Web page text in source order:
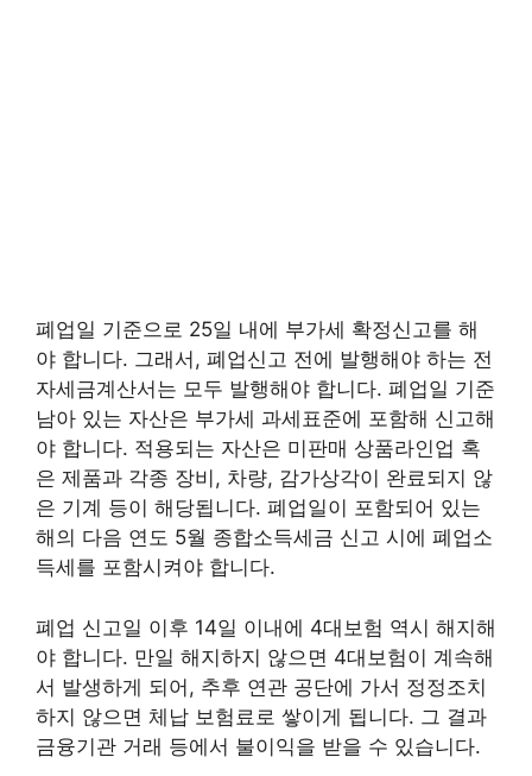
폐업일 기준으로 25일 내에 부가세 확정신고를 해
야 합니다. 그래서, 폐업신고 전에 발행해야 하는 전
자세금계산서는 모두 발행해야 합니다. 폐업일 기준
남아 있는 자산은 부가세 과세표준에 포함해 신고해
야 합니다. 적용되는 자산은 미판매 상품라인업 혹
은 제품과 각종 장비, 차량, 감가상각이 완료되지 않
은 기계 등이 해당됩니다. 폐업일이 포함되어 있는
해의 다음 연도 5월 종합소득세금 신고 시에 폐업소
득세를 포함시켜야 합니다.
폐업 신고일 이후 14일 이내에 4대보험 역시 해지해
야 합니다. 만일 해지하지 않으면 4대보험이 계속해
서 발생하게 되어, 추후 연관 공단에 가서 정정조치
하지 않으면 체납 보험료로 쌓이게 됩니다. 그 결과
금융기관 거래 등에서 불이익을 받을 수 있습니다.